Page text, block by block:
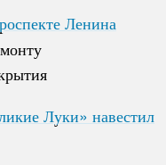
Ленина
Ленина
Луки» навестил
Луки» навестил